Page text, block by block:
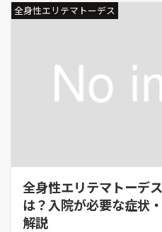
全身性エリテマトーデス
全身性エリテマトーデ
は？入院が必要な症状
解説